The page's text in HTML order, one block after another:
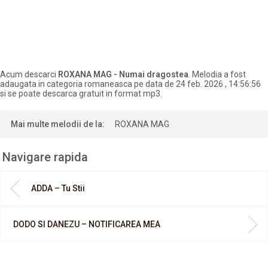
Acum descarci ROXANA MAG - Numai dragostea . Melodia a fost
adaugata in categoria romaneasca pe data de 24 feb. 2026 , 14:56:56
si se poate descarca gratuit in format mp3.
Mai multe melodii de la: ROXANA MAG
Navigare rapida
ADDA – Tu Stii
DODO SI DANEZU – NOTIFICAREA MEA